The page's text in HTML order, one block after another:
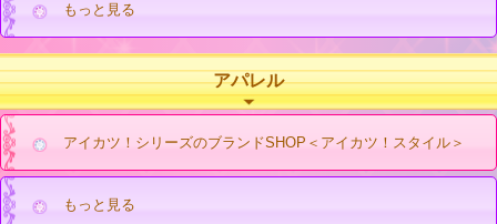
もっと見る
アパレル
アイカツ！シリーズのブランドSHOP＜アイカツ！スタイル＞
もっと見る